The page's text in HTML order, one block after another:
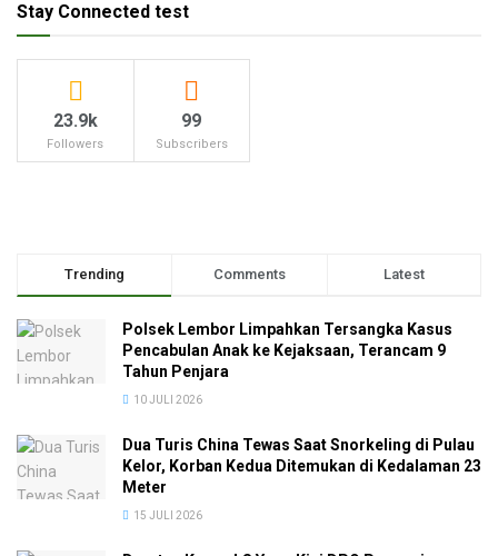
Stay Connected test
23.9k
Followers
99
Subscribers
Trending Comments Latest
Polsek Lembor Limpahkan Tersangka Kasus
Pencabulan Anak ke Kejaksaan, Terancam 9
Tahun Penjara
10 JULI 2026
Dua Turis China Tewas Saat Snorkeling di Pulau
Kelor, Korban Kedua Ditemukan di Kedalaman 23
Meter
15 JULI 2026